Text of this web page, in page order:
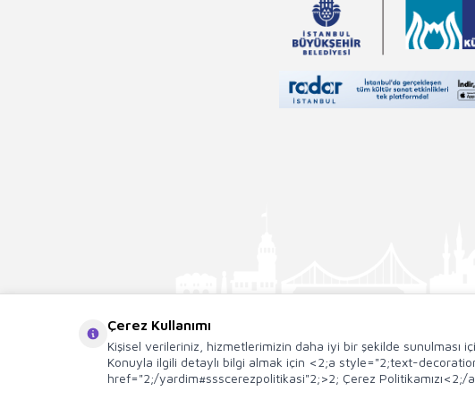
Çerez Kullanımı
Kişisel verileriniz, hizmetlerimizin daha iyi bir şekilde sunulması
Konuyla ilgili detaylı bilgi almak için <2;a style="2;text-
href="2;/yardim#ssscerezpolitikasi"2;>2; Çerez Politikamızı<2;/